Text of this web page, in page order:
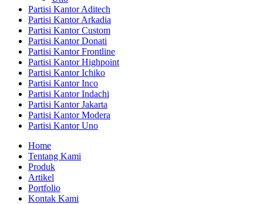
Partisi Kantor Aditech
Partisi Kantor Arkadia
Partisi Kantor Custom
Partisi Kantor Donati
Partisi Kantor Frontline
Partisi Kantor Highpoint
Partisi Kantor Ichiko
Partisi Kantor Inco
Partisi Kantor Indachi
Partisi Kantor Jakarta
Partisi Kantor Modera
Partisi Kantor Uno
Home
Tentang Kami
Produk
Artikel
Portfolio
Kontak Kami